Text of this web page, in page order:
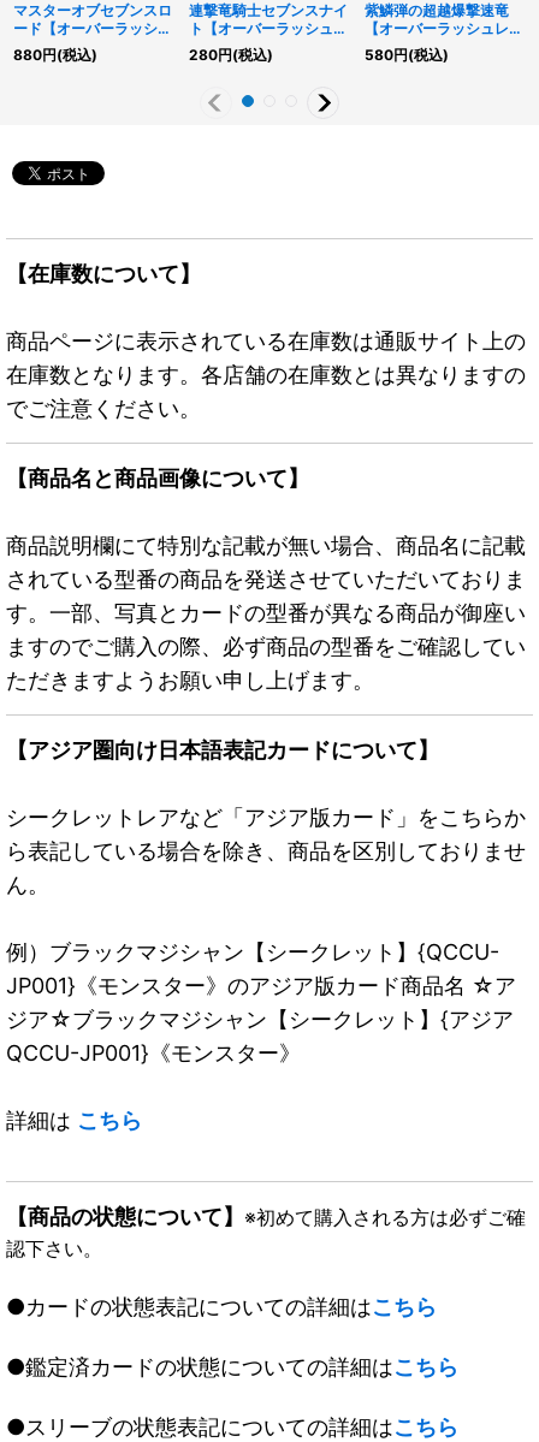
マスターオブセブンスロ
ード【オーバーラッシュ
レア】{RD/5THS-
JPA01}《RDフュージョ
880円(税込)
連撃竜騎士セブンスナイ
ト【オーバーラッシュレ
ア】{RD/5TH1-JP025}
《RDフュージョン》
280円(税込)
紫鱗弾の超越爆撃速竜
【オーバーラッシュレ
ア】{RD/KP21-JP037}
《RDフュージョン》
580円(税込)
【在庫数について】
商品ページに表示されている在庫数は通販サイト上の
在庫数となります。各店舗の在庫数とは異なりますの
でご注意ください。
【商品名と商品画像について】
商品説明欄にて特別な記載が無い場合、商品名に記載
されている型番の商品を発送させていただいておりま
す。一部、写真とカードの型番が異なる商品が御座い
ますのでご購入の際、必ず商品の型番をご確認してい
ただきますようお願い申し上げます。
【アジア圏向け日本語表記カードについて】
シークレットレアなど「アジア版カード」をこちらか
ら表記している場合を除き、商品を区別しておりませ
ん。
例）ブラックマジシャン【シークレット】{QCCU-
JP001}《モンスター》のアジア版カード商品名 ☆ア
ジア☆ブラックマジシャン【シークレット】{アジア
QCCU-JP001}《モンスター》
詳細は こちら
【商品の状態について】 ※初めて購入される方は必ずご確
認下さい。
●カードの状態表記についての詳細はこちら
●鑑定済カードの状態についての詳細はこちら
●スリーブの状態表記についての詳細はこちら